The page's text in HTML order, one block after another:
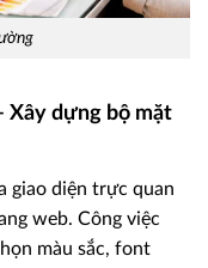
Xây dựng bộ mặt
giao diện trực quan
web. Công việc
màu sắc, font